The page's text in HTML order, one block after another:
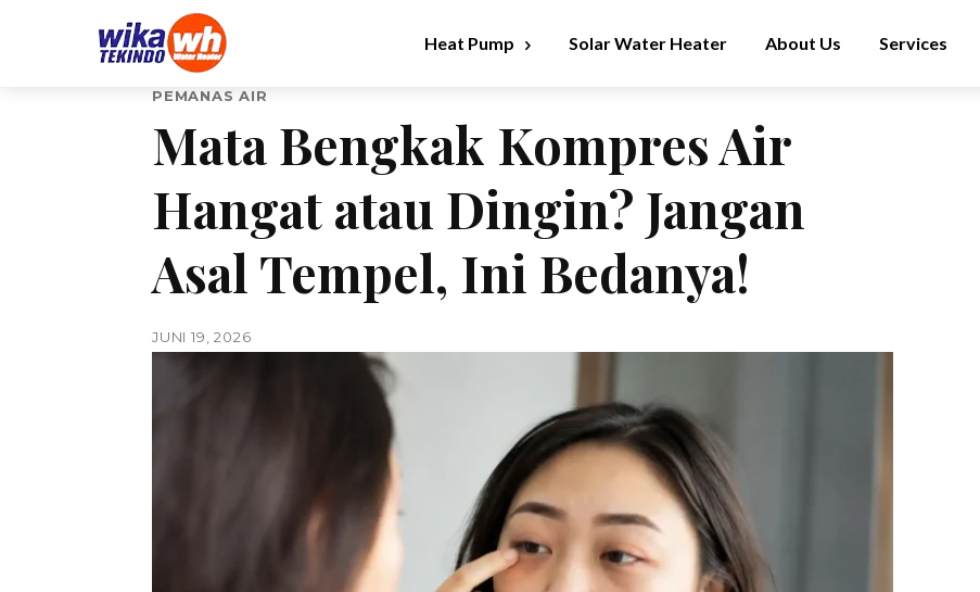
Heat Pump Solar Water Heater About Us Services
PEMANAS AIR
Mata Bengkak Kompres Air
Hangat atau Dingin? Jangan
Asal Tempel, Ini Bedanya!
JUNI 19, 2026